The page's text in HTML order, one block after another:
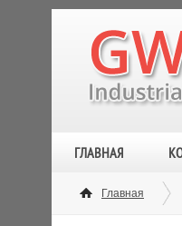
ГЛАВНАЯ
Главная